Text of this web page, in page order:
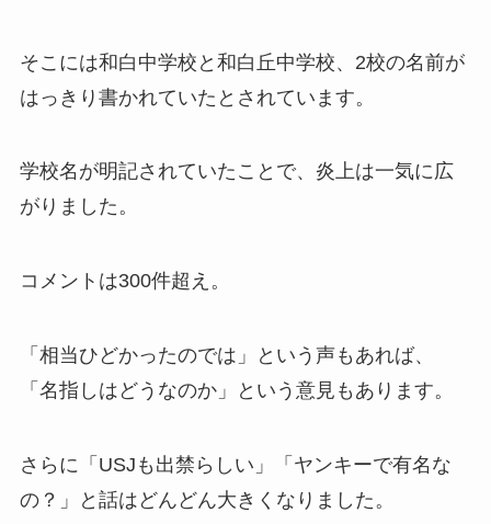
そこには和白中学校と和白丘中学校、2校の名前が
はっきり書かれていたとされています。
学校名が明記されていたことで、炎上は一気に広
がりました。
コメントは300件超え。
「相当ひどかったのでは」という声もあれば、
「名指しはどうなのか」という意見もあります。
さらに「USJも出禁らしい」「ヤンキーで有名な
の？」と話はどんどん大きくなりました。